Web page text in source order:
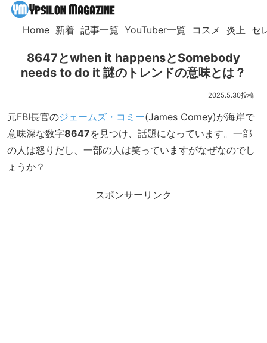
Home 新着 記事一覧 YouTuber一覧 コスメ 炎上 セ
8647とwhen it happensとSomebody
needs to do it 謎のトレンドの意味とは？
2025.5.30
元FBI長官のジェームズ・コミー(James Comey)が海岸で
意味深な数字8647を見つけ、話題になっています。一部
の人は怒りだし、一部の人は笑っていますがなぜなのでし
ょうか？
スポンサーリンク